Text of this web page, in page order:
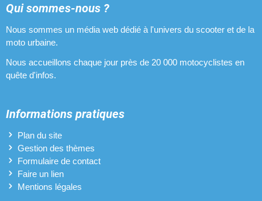
Qui sommes-nous ?
Nous sommes un média web dédié à l'univers du scooter et de la
moto urbaine.
Nous accueillons chaque jour près de 20 000 motocyclistes en
quête d'infos.
Informations pratiques
Plan du site
Gestion des thèmes
Formulaire de contact
Faire un lien
Mentions légales